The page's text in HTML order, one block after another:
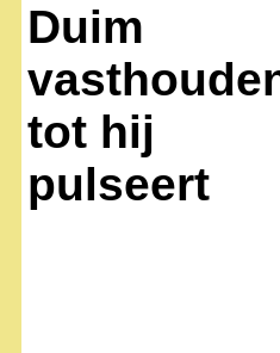
Duim
tot hij
pulseert